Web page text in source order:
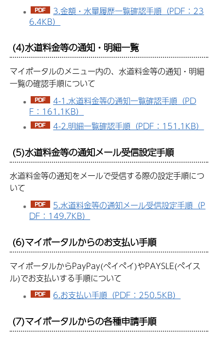
3.金額・水量履歴一覧確認手順（PDF：23
6.4KB）
(4)水道料金等の通知・明細一覧
マイポータルのメニュー内の、水道料金等の通知・明細
一覧の確認手順について
4-1.水道料金等の通知一覧確認手順（PD
F：161.1KB）
4-2.明細一覧確認手順（PDF：151.1KB）
(5)水道料金等の通知メール受信設定手順
水道料金等の通知をメールで受信する際の設定手順につ
いて
5.水道料金等の通知メール受信設定手順（P
DF：149.7KB）
(6)マイポータルからのお支払い手順
マイポータルからPayPay(ペイペイ)やPAYSLE(ペイス
ル)でお支払いする手順について
6.お支払い手順（PDF：250.5KB）
(7)マイポータルからの各種申請手順